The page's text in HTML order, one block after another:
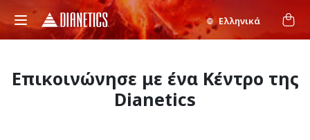
Ελληνικά
Επικοινώνησε με ένα Κέντρο της
Dianetics